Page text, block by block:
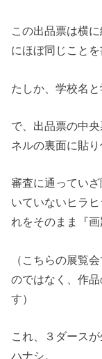
この出品票は横
にほぼ同じことを
たしか、学校名と
で、出品票の中
ネルの裏面に貼
審査に通ってい
いていないヒラ
れをそのまま『画
（こちらの展覧
のではなく、作
す）
これ、３ダース
ハナシ。